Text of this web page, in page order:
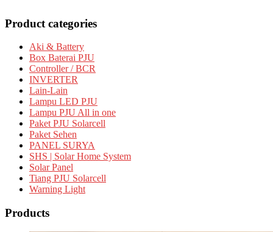
Product categories
Aki & Battery
Box Baterai PJU
Controller / BCR
INVERTER
Lain-Lain
Lampu LED PJU
Lampu PJU All in one
Paket PJU Solarcell
Paket Sehen
PANEL SURYA
SHS | Solar Home System
Solar Panel
Tiang PJU Solarcell
Warning Light
Products